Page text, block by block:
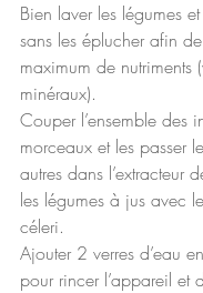
Bien laver les légumes
sans les éplucher afin
maximum de nutriments
minéraux).
Couper l’ensemble des
morceaux et les passer
autres dans l’extracteur
les légumes à jus avec
céleri.
Ajouter 2 verres d’eau
pour rincer l’appareil et